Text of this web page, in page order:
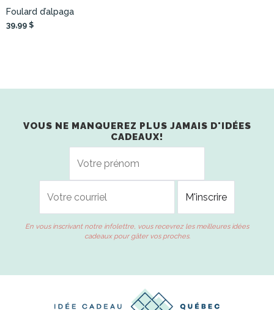
Foulard d’alpaga
39,99 $
VOUS NE MANQUEREZ PLUS JAMAIS D'IDÉES
CADEAUX!
En vous inscrivant notre infolettre, vous recevrez les meilleures idées
cadeaux pour gâter vos proches.